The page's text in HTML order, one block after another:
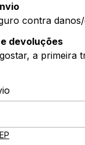
contra
devoluções
a primeira